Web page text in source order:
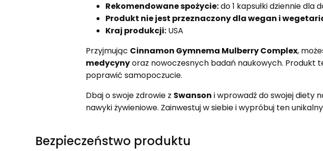
Rekomendowane spożycie:do 1 kapsułki dziennie dla
Produkt nie jest przeznaczony dla wegan i
Kraj produkcji:USA
Przyjmując Cinnamon Gymnema Mulberry Complex,
medycynyoraz nowoczesnych badań naukowych. Produkt
poprawić samopoczucie.
Dbaj o swoje zdrowie z Swanson i wprowadź do swojej diety
nawyki żywieniowe. Zainwestuj w siebie i wypróbuj ten
Bezpieczeństwo produktu